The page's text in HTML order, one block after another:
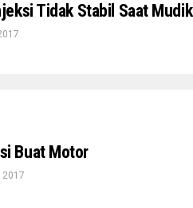
Tidak Stabil Saat Mudik
Buat Motor
2017